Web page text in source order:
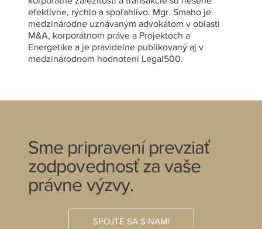
efektívne, rýchlo a spoľahlivo. Mgr. Smaho je
medzinárodne uznávaným advokátom v oblasti
M&A, korporátnom práve a Projektoch a
Energetike a je pravidelne publikovaný aj v
medzinárodnom hodnotení Legal500.
Sme pripravení prevziať
zodpovednosť za vaše
právne výzvy.
SPOJTE SA S NAMI